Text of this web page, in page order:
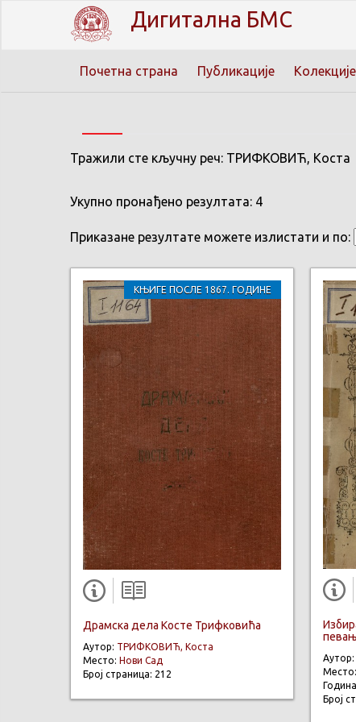
Дигитална БМС
Почетна страна Публикације Колекције
Тражили сте кључну реч: ТРИФКОВИЋ, Коста
Укупно пронађено резултата: 4
Приказане резултате можете излистати и по:
КЊИГЕ ПОСЛЕ 1867. ГОДИНЕ
Драмска дела Косте Трифковића
Аутор: ТРИФКОВИЋ, Коста
Место: Нови Сад
Број страница: 212
Аутор:
Место:
Број